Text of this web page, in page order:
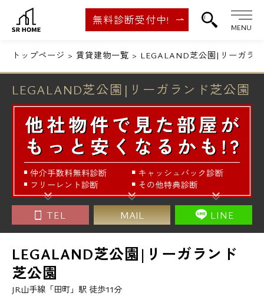
無料診断受付中!
MENU
トップページ 賃貸建物一覧 LEGALAND芝公園|リーガラ
LEGALAND芝公園|リーガランド芝公園
TEL MAIL LINE
LEGALAND芝公園|リーガランド
芝公園
JR山手線「田町」駅 徒歩11分